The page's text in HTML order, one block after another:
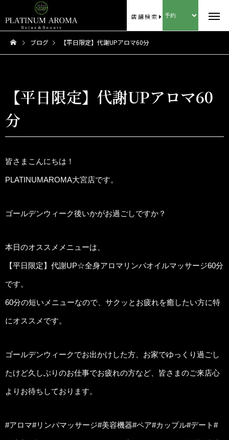
店舗検索
ブログ 【平日限定】代謝UPアロマ60分
【平日限定】代謝UPアロマ60
分
皆さまこんにちは！
PLATINUMAROMA大宮店です。
ゴールデンウィーク後いかがお過ごしですか？
本日のオススメメニューは、
【平日限定】代謝UP☆全身アロマリンパオイルマッサージ60分
です。
60分の短いメニューなので、サクッとお疲れを癒したい方に特
にオススメです。
ゴールデンウィークでお出かけした方、お家でゆっくり過ごし
たけど久しぶりのお仕事でお疲れの方など、皆さまのご来店心
よりお待ちしております。
#アロマ#リンパマッサージ#美容機器#ペア#カップル#デート#